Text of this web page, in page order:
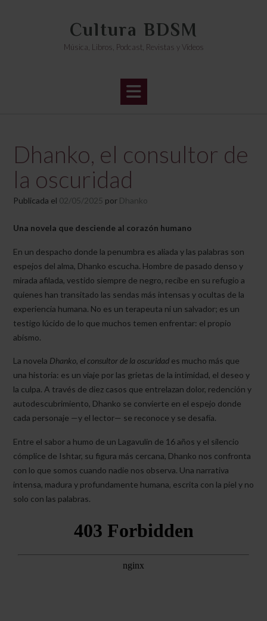
Cultura BDSM
Música, Libros, Podcast, Revistas y Vídeos
Dhanko, el consultor de
la oscuridad
Publicada el 02/05/2025 por Dhanko
Una novela que desciende al corazón humano
En un despacho donde la penumbra es aliada y las palabras son
espejos del alma, Dhanko escucha. Hombre de pasado denso y
mirada afilada, vestido siempre de negro, recibe en su refugio a
quienes han transitado las sendas más intensas y ocultas de la
experiencia humana. No es un terapeuta ni un salvador; es un
testigo lúcido de lo que muchos temen enfrentar: el propio
abismo.
La novela Dhanko, el consultor de la oscuridad es mucho más que
una historia: es un viaje por las grietas de la intimidad, el deseo y
la culpa. A través de diez casos que entrelazan dolor, redención y
autodescubrimiento, Dhanko se convierte en el espejo donde
cada personaje —y el lector— se reconoce y se desafía.
Entre el sabor a humo de un Lagavulin de 16 años y el silencio
cómplice de Ishtar, su figura más cercana, Dhanko nos confronta
con lo que somos cuando nadie nos observa. Una narrativa
intensa, madura y profundamente humana, escrita con la piel y no
solo con las palabras.